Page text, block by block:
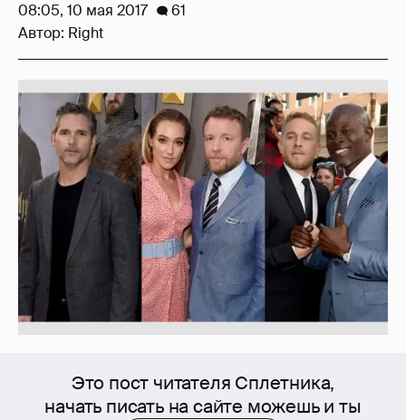
Это пост читателя Сплетника,
начать писать на сайте можешь и ты
08:05, 10 мая 2017
61
Автор: Right